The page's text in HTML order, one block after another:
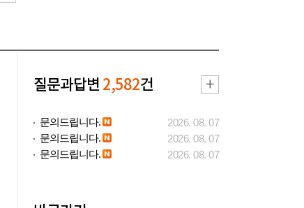
질문과답변 2,582건
문의드립니다.
2026. 08. 07
문의드립니다.
2026. 08. 07
문의드립니다.
2026. 08. 07